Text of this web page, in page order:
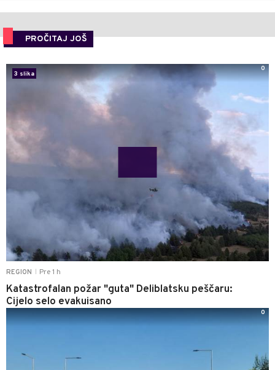
PROČITAJ JOŠ
REGION Pre 1 h
Katastrofalan požar "guta" Deliblatsku peščaru:
Cijelo selo evakuisano
3 slika
0
0